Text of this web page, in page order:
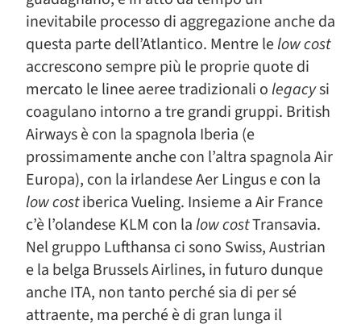
inevitabile processo di aggregazione anche da
questa parte dell’Atlantico. Mentre lelow cost
accrescono sempre più le proprie quote di
mercato le linee aeree tradizionali o legacysi
coagulano intorno a tre grandi gruppi. British
Airways è con la spagnola Iberia (e
prossimamente anche con l’altra spagnola Air
Europa), con la irlandese Aer Lingus e con la
low costiberica Vueling. Insieme a Air France
c’è l’olandese KLM con la low costTransavia.
Nel gruppo Lufthansa ci sono Swiss, Austrian
e la belga Brussels Airlines, in futuro dunque
anche ITA, non tanto perché sia di per sé
attraente, ma perché è di gran lunga il